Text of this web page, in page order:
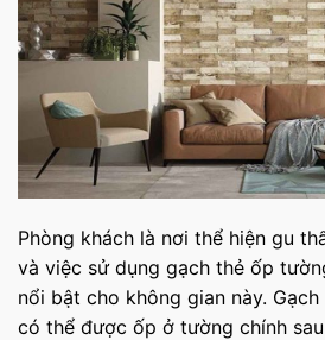
Phòng khách là nơi thể hiện gu
và việc sử dụng gạch thẻ ốp
nổi bật cho không gian này.
có thể được ốp ở tường chính